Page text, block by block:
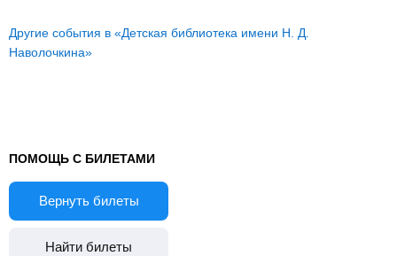
Другие события в «Детская библиотека имени Н. Д.
Наволочкина»
ПОМОЩЬ С БИЛЕТАМИ
Вернуть билеты
Найти билеты